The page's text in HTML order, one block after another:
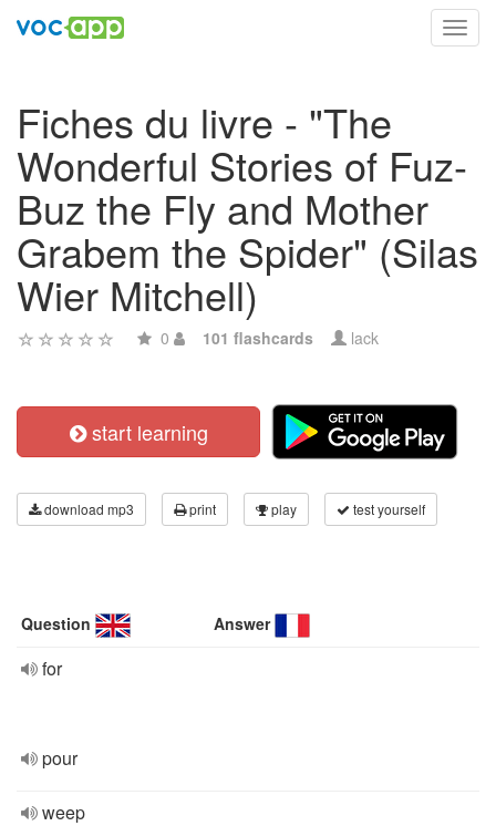
Fiches du livre - "The
Wonderful Stories of Fuz-
Buz the Fly and Mother
Grabem the Spider" (Silas
Wier Mitchell)
0 101 flashcards lack
start learning
download mp3 print play test yourself
Question Answer
for
pour
weep